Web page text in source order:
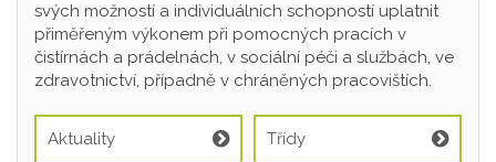
svých možností a individuálních schopností uplatnit
přiměřeným výkonem při pomocných pracích v
čistírnách a prádelnách, v sociální péči a službách, ve
zdravotnictví, případně v chráněných pracovištích.
Aktuality Třídy